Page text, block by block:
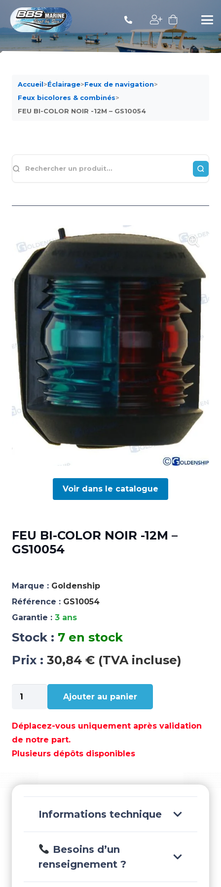
Accueil>Éclairage>Feux de navigation>
Feux bicolores & combinés>
FEU BI-COLOR NOIR -12M – GS10054
Voir dans le catalogue
FEU BI-COLOR NOIR -12M –
GS10054
Marque : Goldenship
Référence : GS10054
Garantie : 3 ans
Stock : 7 en stock
Prix : 30,84 € (TVA incluse)
quantité
de
BI-
COLOR
NOIR
GS10054
Ajouter au panier
Déplacez-vous uniquement après validation
de notre part.
Plusieurs dépôts disponibles
Informations technique
Besoins d’un
renseignement ?